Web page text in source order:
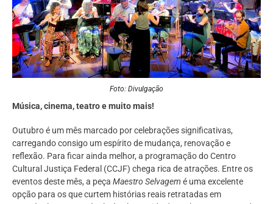
Foto: Divulgação
Música, cinema, teatro e muito mais!
Outubro é um mês marcado por celebrações significativas,
carregando consigo um espírito de mudança, renovação e
reflexão. Para ficar ainda melhor, a programação do Centro
Cultural Justiça Federal (CCJF) chega rica de atrações. Entre os
eventos deste mês, a peça Maestro Selvagem é uma excelente
opção para os que curtem histórias reais retratadas em